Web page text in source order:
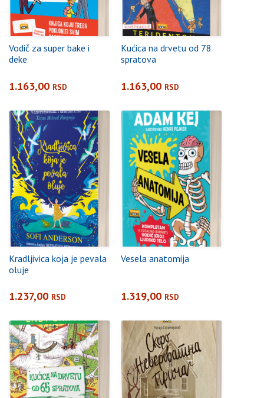
Vodič za super bake i
deke
1.163,00 RSD
Kućica na drvetu od 78
spratova
1.163,00 RSD
Kradljivica koja je pevala
oluje
1.237,00 RSD
Vesela anatomija
1.319,00 RSD